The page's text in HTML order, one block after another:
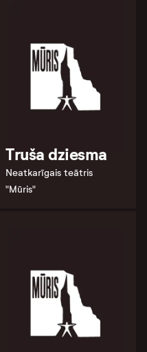
Truša dziesma
Neatkarīgais teātris
"Mūris"